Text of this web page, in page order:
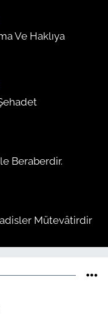
Ve Haklıya
Beraberdir.
Mütevâtirdir